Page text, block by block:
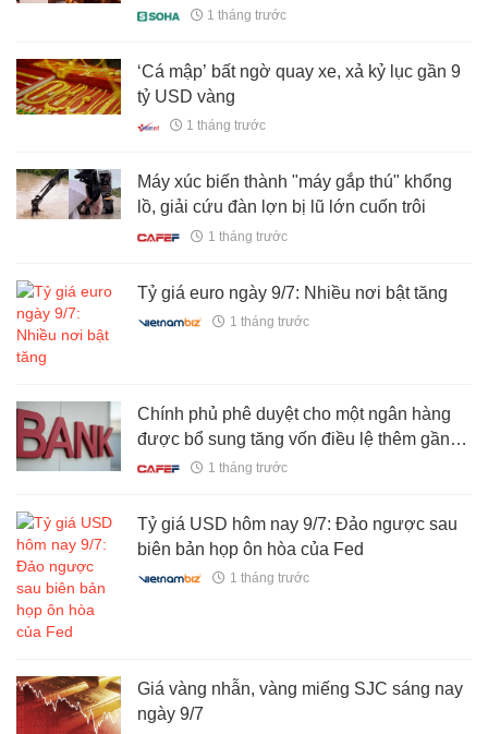
cưỡng chế xử phạt hành chính
1 tháng trước
‘Cá mập’ bất ngờ quay xe, xả kỷ lục gần 9
tỷ USD vàng
1 tháng trước
Máy xúc biến thành "máy gắp thú" khổng
lồ, giải cứu đàn lợn bị lũ lớn cuốn trôi
1 tháng trước
Tỷ giá euro ngày 9/7: Nhiều nơi bật tăng
1 tháng trước
Chính phủ phê duyệt cho một ngân hàng
được bổ sung tăng vốn điều lệ thêm gần
30.000 tỷ đồng
1 tháng trước
Tỷ giá USD hôm nay 9/7: Đảo ngược sau
biên bản họp ôn hòa của Fed
1 tháng trước
Giá vàng nhẫn, vàng miếng SJC sáng nay
ngày 9/7